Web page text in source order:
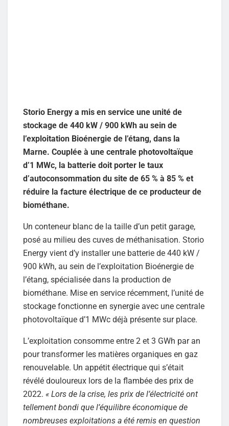
Storio Energy a mis en service une unité de
stockage de 440 kW / 900 kWh au sein de
l’exploitation Bioénergie de l’étang, dans la
Marne. Couplée à une centrale photovoltaïque
d’1 MWc, la batterie doit porter le taux
d’autoconsommation du site de 65 % à 85 % et
réduire la facture électrique de ce producteur de
biométhane.
Un conteneur blanc de la taille d’un petit garage,
posé au milieu des cuves de méthanisation. Storio
Energy vient d’y installer une batterie de 440 kW /
900 kWh, au sein de l’exploitation Bioénergie de
l’étang, spécialisée dans la production de
biométhane. Mise en service récemment, l’unité de
stockage fonctionne en synergie avec une centrale
photovoltaïque d’1 MWc déjà présente sur place.
L’exploitation consomme entre 2 et 3 GWh par an
pour transformer les matières organiques en gaz
renouvelable. Un appétit électrique qui s’était
révélé douloureux lors de la flambée des prix de
2022. « Lors de la crise, les prix de l’électricité ont
tellement bondi que l’équilibre économique de
nombreuses exploitations a été remis en question